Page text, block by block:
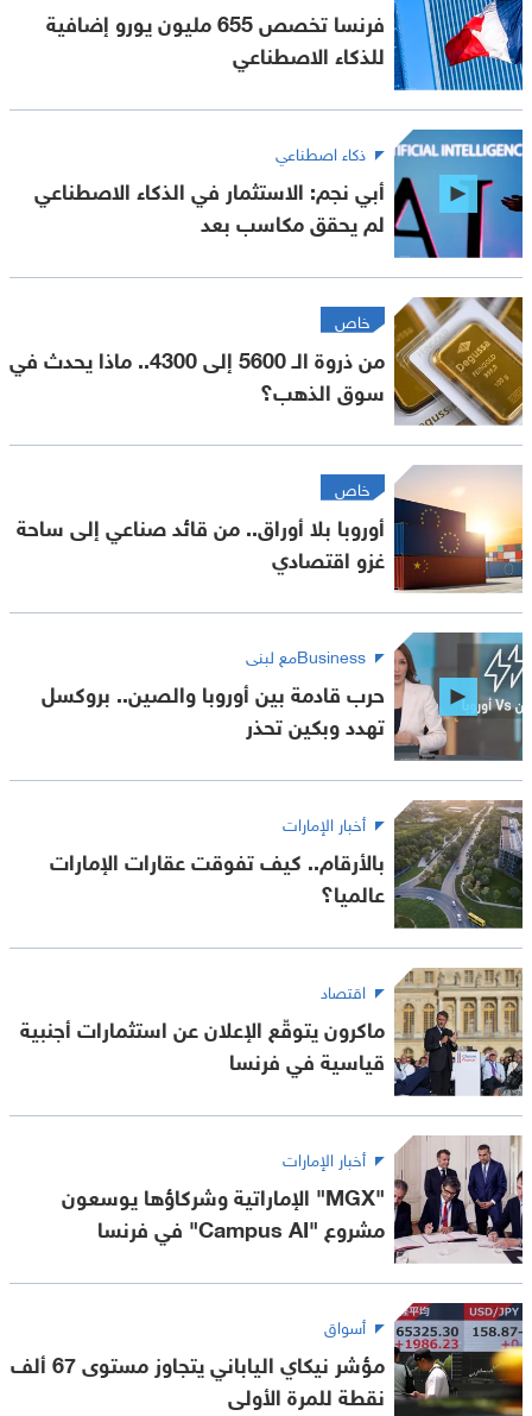
فرنسا تخصص 655 مليون يورو إضافية
للذكاء الاصطناعي
ذكاء اصطناعي
أبي نجم: الاستثمار في الذكاء الاصطناعي
لم يحقق مكاسب بعد
خاص
من ذروة الـ 5600 إلى 4300.. ماذا يحدث في
سوق الذهب؟
خاص
أوروبا بلا أوراق.. من قائد صناعي إلى ساحة
غزو اقتصادي
Businessمع لبنى
حرب قادمة بين أوروبا والصين.. بروكسل
تهدد وبكين تحذر
أخبار الإمارات
بالأرقام.. كيف تفوقت عقارات الإمارات
عالميا؟
اقتصاد
ماكرون يتوقّع الإعلان عن استثمارات أجنبية
قياسية في فرنسا
أخبار الإمارات
"MGX" الإماراتية وشركاؤها يوسعون
مشروع "Campus AI" في فرنسا
أسواق
مؤشر نيكاي الياباني يتجاوز مستوى 67 ألف
نقطة للمرة الأولى